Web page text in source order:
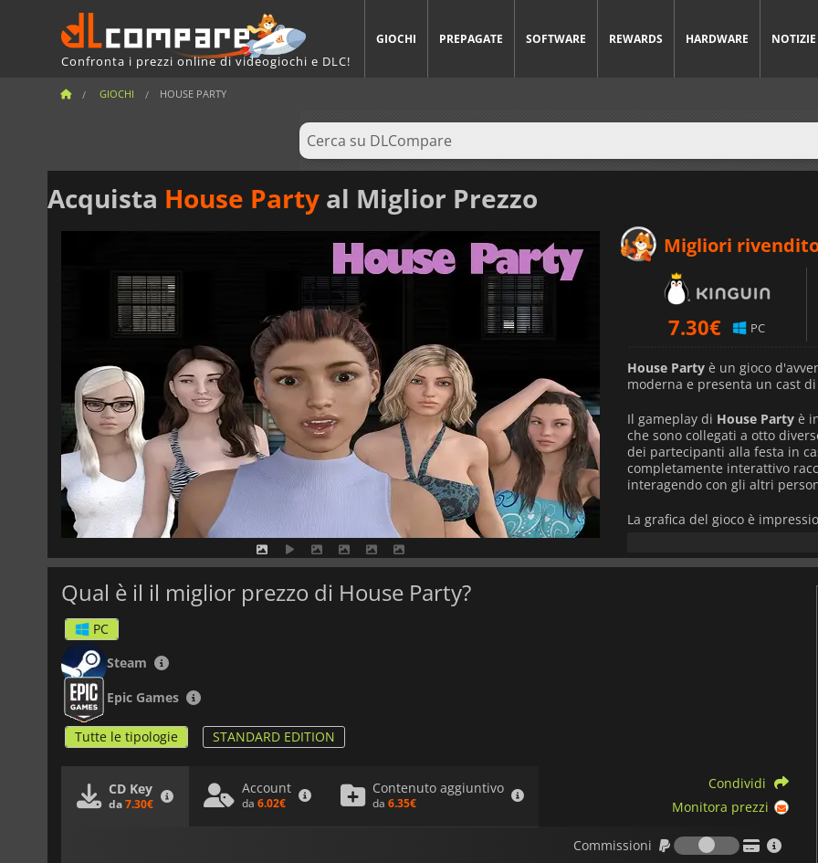
Confronta i prezzi online di videogiochi e DLC!
GIOCHI PREPAGATE SOFTWARE REWARDS HARDWARE NOTIZIE
GIOCHI HOUSE PARTY
Acquista House Party al Miglior Prezzo
Migliori
7.30€ PC
House Party è un gioco
moderna e presenta un cast
Il gameplay di House Party è
che sono collegati a otto
dei partecipanti alla festa in
completamente interattivo
interagendo con gli altri
La grafica del gioco è
che rendono l'atmosfera del
gli effetti sonori del gioco
effetti sonori realistici che
Nel corso del gioco, i
il modo in cui il loro
presenta
Le tematiche adulte sono
un'esperienza di gioco unica.
realistici e alla narrazione
giochi d'avventura che
Qual è il il miglior prezzo di House Party?
PC
Steam
Epic Games
Tutte le tipologie STANDARD EDITION
CD Key
da7.30€
Account
da 6.02€
Contenuto aggiuntivo
da 6.35€
Condividi
Monitora prezzi
Commissioni
Commissioni